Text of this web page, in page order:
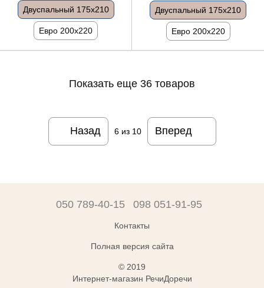
Двуспальный 175x210
Евро 200x220
Двуспальный 175x210
Евро 200x220
Показать еще 36 товаров
Назад 6из 10 Вперед
050 789-40-15 098 051-91-95
Контакты
Полная версия сайта
© 2019
Интернет-магазин РечиДоречи